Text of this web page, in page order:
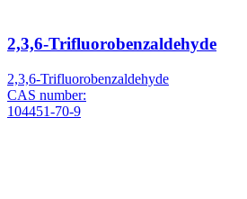
2,3,6-Trifluorobenzaldehyde
2,3,6-Trifluorobenzaldehyde
CAS number:
104451-70-9